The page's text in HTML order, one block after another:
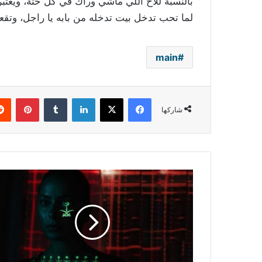
لما تحب تدخل بيت تدخله من بابه يا راجل،
main
شاركها
فيسبوك ‫X لينكدإن
كورونا
يؤجل
حفلات
ومهرجانات
سينمائية